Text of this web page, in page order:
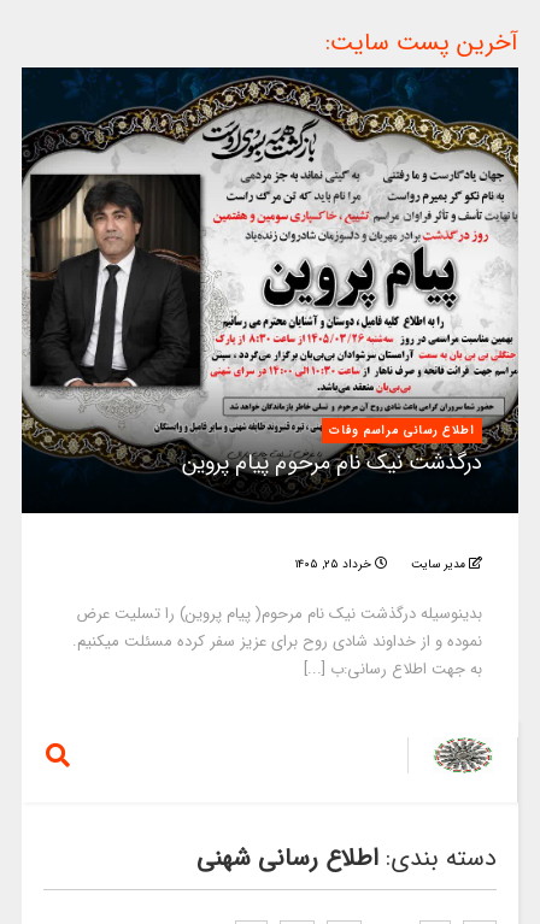
آخرین پست سایت:
اطلاع رسانی مراسم وفات
درگذشت نیک نام مرحوم پیام پروین
مدیر سایت خرداد ۲۵, ۱۴۰۵
بدینوسیله درگذشت نیک نام مرحوم( پیام پروین) را تسلیت عرض
نموده و از خداوند شادی روح برای عزیز سفر کرده مسئلت میکنیم.
به جهت اطلاع رسانی:ب [...]
دسته بندی: اطلاع رسانی شهنی